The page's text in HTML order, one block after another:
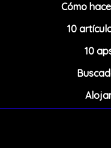
Cómo
10
10